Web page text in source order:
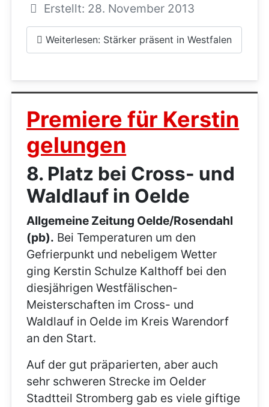
Erstellt: 28. November 2013
Weiterlesen: Stärker präsent in Westfalen
Premiere für Kerstin
gelungen
8. Platz bei Cross- und
Waldlauf in Oelde
Allgemeine Zeitung Oelde/Rosendahl
(pb). Bei Temperaturen um den
Gefrierpunkt und nebeligem Wetter
ging Kerstin Schulze Kalthoff bei den
diesjährigen Westfälischen-
Meisterschaften im Cross- und
Waldlauf in Oelde im Kreis Warendorf
an den Start.
Auf der gut präparierten, aber auch
sehr schweren Strecke im Oelder
Stadtteil Stromberg gab es viele giftige